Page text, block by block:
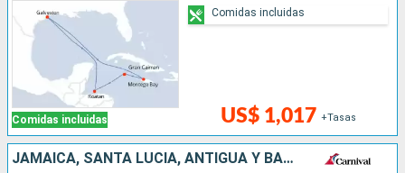
Comidas incluidas US$ 1,017 +Tasas
Comidas incluidas
JAMAICA, SANTA LUCIA, ANTIGUA Y BARBUDA, PUERTO RICO, REPÚBLICA DOMINICANA, ESTADOS UNIDOS